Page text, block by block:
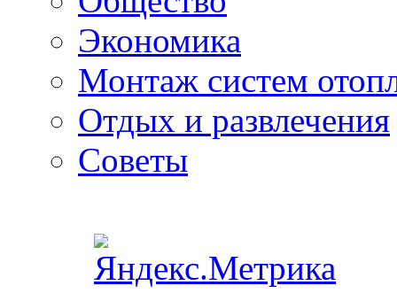
Экономика
Монтаж систем
Отдых и развлечения
Советы